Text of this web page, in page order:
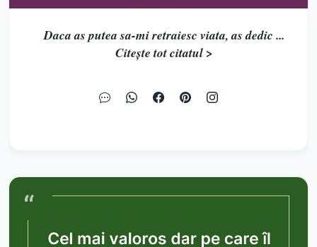
Daca as putea sa-mi retraiesc viata, as dedic ...
Citește tot citatul >